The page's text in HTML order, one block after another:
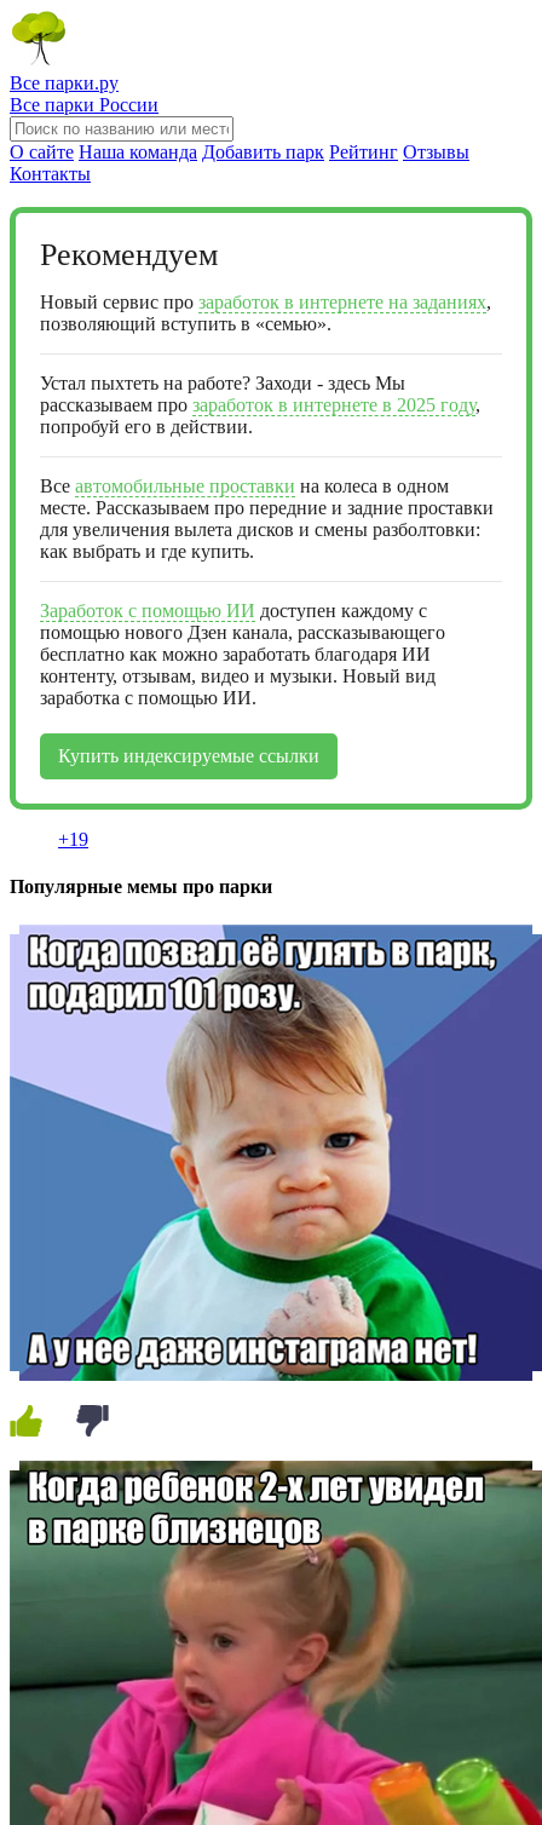
Все парки.ру
Все парки России
О сайте Наша команда Добавить парк Рейтинг Отзывы
Контакты
Рекомендуем
Новый сервис про заработок в интернете на заданиях,
позволяющий вступить в «семью».
Устал пыхтеть на работе? Заходи - здесь Мы
рассказываем про заработок в интернете в 2025 году,
попробуй его в действии.
Все автомобильные проставки на колеса в одном
месте. Рассказываем про передние и задние проставки
для увеличения вылета дисков и смены разболтовки:
как выбрать и где купить.
Заработок с помощью ИИ доступен каждому с
помощью нового Дзен канала, рассказывающего
бесплатно как можно заработать благодаря ИИ
контенту, отзывам, видео и музыки. Новый вид
заработка с помощью ИИ.
Купить индексируемые ссылки
+19
Популярные мемы про парки